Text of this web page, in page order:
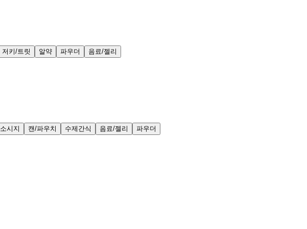
저키/트릿 알약 파우더 음료/젤리
소시지 캔/파우치 수제간식 음료/젤리 파우더